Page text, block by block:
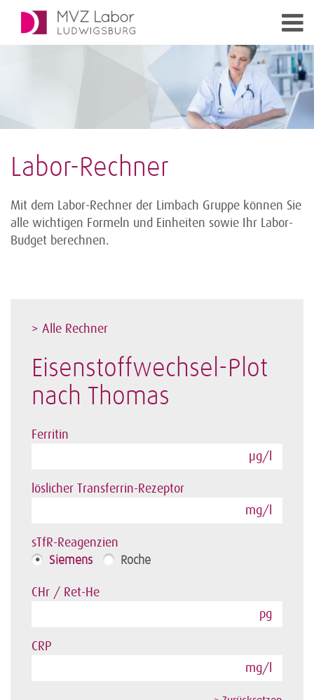
Labor-Rechner
Mit dem Labor-Rechner der Limbach Gruppe können Sie
alle wichtigen Formeln und Einheiten sowie Ihr Labor-
Budget berechnen.
> Alle Rechner
Eisenstoffwechsel-Plot
nach Thomas
Ferritin
µg/l
löslicher Transferrin-Rezeptor
mg/l
sTfR-Reagenzien
Siemens Roche
CHr / Ret-He
pg
CRP
mg/l